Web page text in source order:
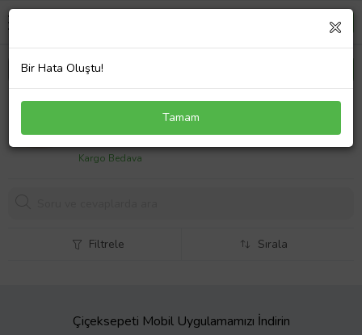
Tuğrul Kuyumculuk 14 Ayar Altın Çapraz Desenli (5
Mm) Bilezik TGRLBLZK107
21448,01 TL
Kargo Bedava
Filtrele Sırala
Çiçeksepeti Mobil Uygulamamızı İndirin
Bir Hata Oluştu!
Tamam